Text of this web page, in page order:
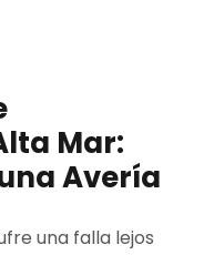
Mar:
Avería
una falla lejos